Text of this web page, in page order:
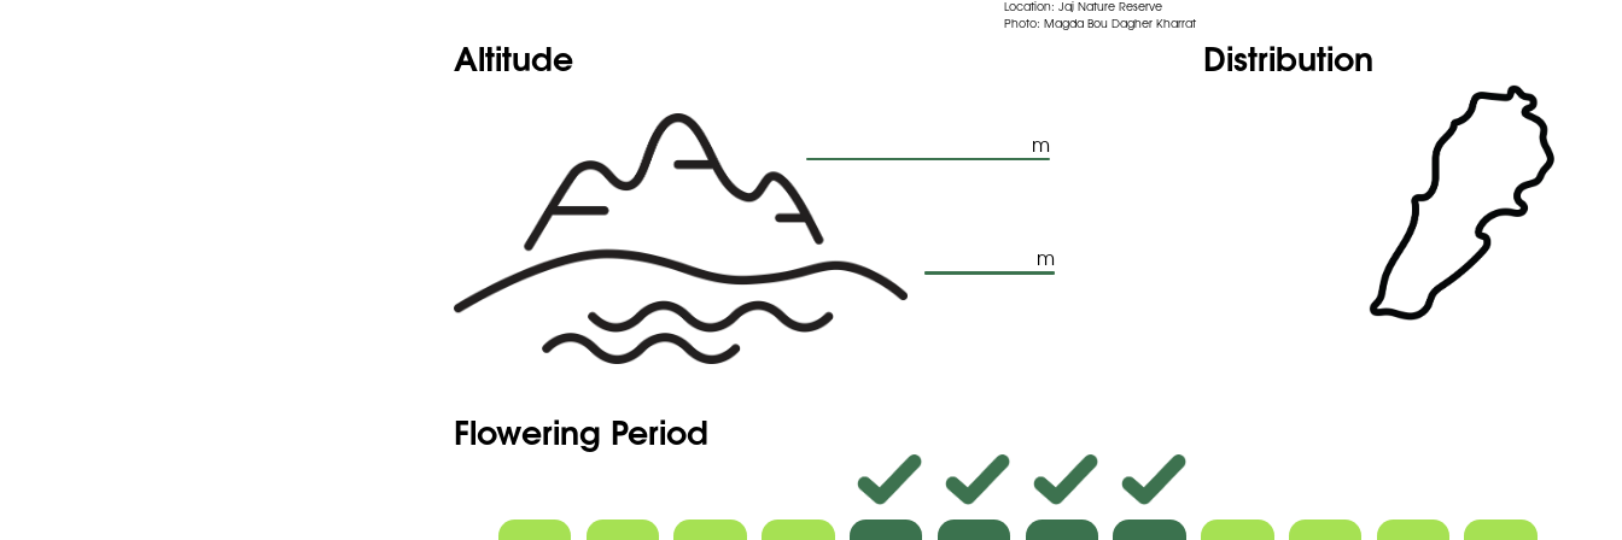
Location: Jaj Nature Reserve
Photo: Magda Bou Dagher Kharrat
Altitude
m
m
Distribution
Flowering Period